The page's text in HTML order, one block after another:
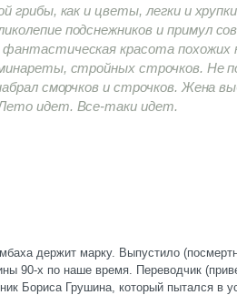
грибы, как и цветы, легки и
подснежников и примул
красота похожих
стройных строчков. Не
сморчков и строчков. Жена
идет. Все-таки идет.
держит марку. Выпустило
90-х по наше время. Переводчик
Бориса Грушина, который пытался в